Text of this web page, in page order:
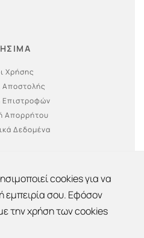
Χρήσης
Αποστολής
Επιστροφών
Απορρήτου
Δεδομένα
cookies για να
εμπειρία σου. Εφόσον
την χρήση των cookies